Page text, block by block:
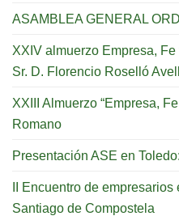
ASAMBLEA GENERAL
XXIV almuerzo Empresa,
Sr. D. Florencio Roselló
XXIII Almuerzo “Empresa,
Romano
Presentación ASE en
II Encuentro de
Santiago de Compostela